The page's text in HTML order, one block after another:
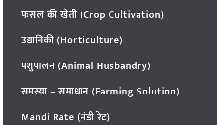
फसल की खेती (Crop Cultivation)
उद्यानिकी (Horticulture)
पशुपालन (Animal Husbandry)
समस्या – समाधान (Farming Solution)
Mandi Rate (मंडी रेट)